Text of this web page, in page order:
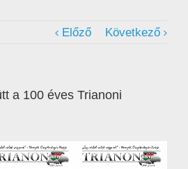
Előző Következő
a 100 éves Trianoni